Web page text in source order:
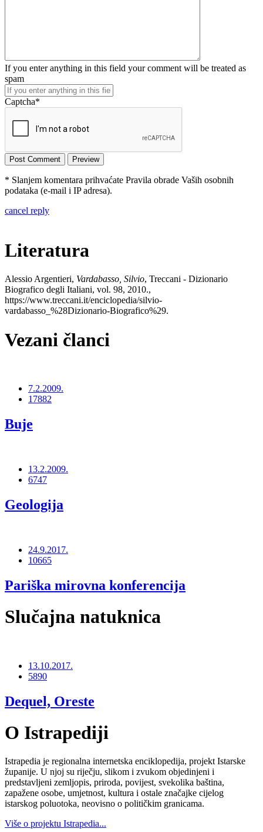
If you enter anything in this field your comment will be treated as
spam
Captcha*
* Slanjem komentara prihvaćate Pravila obrade Vaših osobnih
podataka (e-mail i IP adresa).
cancel reply
Literatura
Alessio Argentieri, Vardabasso, Silvio, Treccani - Dizionario
Biografico degli Italiani, vol. 98, 2010.,
https://www.treccani.it/enciclopedia/silvio-
vardabasso_%28Dizionario-Biografico%29.
Vezani članci
7.2.2009.
17882
Buje
13.2.2009.
6747
Geologija
24.9.2017.
10665
Pariška mirovna konferencija
Slučajna natuknica
13.10.2017.
5890
Dequel, Oreste
O Istrapediji
Istrapedia je regionalna internetska enciklopedija, projekt Istarske
županije. U njoj su riječju, slikom i zvukom objedinjeni i
predstavljeni zemljopis, priroda, povijest, svekolika baština,
zapažene osobe, umjetnost, kultura i ostale značajke cijelog
istarskog poluotoka, neovisno o političkim granicama.
Više o projektu Istrapedia...